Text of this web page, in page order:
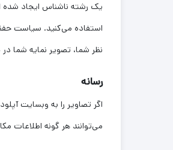
نظر شما، تصویر نمایه شما
رسانه
می‌توانند هر گونه اطلاعات